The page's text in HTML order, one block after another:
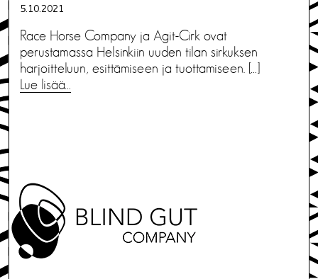
5.10.2021
Race Horse Company ja Agit-Cirk ovat
perustamassa Helsinkiin uuden tilan sirkuksen
harjoitteluun, esittämiseen ja tuottamiseen. […]
Lue lisää…